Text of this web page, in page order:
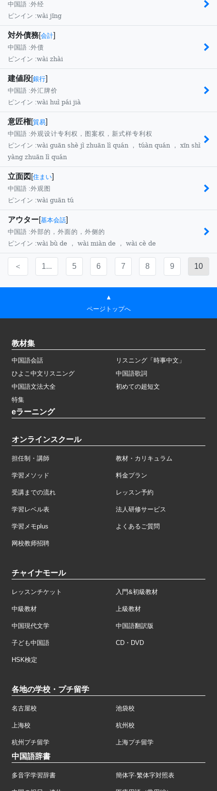
中国語 :外经
ピンイン :wài jīng
対外債務[会計]
中国語 :外债
ピンイン :wài zhài
建値段[銀行]
中国語 :外汇牌价
ピンイン :wài huì pái jià
意匠権[貿易]
中国語 :外观设计专利权，图案权，新式样专利权
ピンイン :wài guān shè jì zhuān lì quán ， túàn quán ， xīn shì
yàng zhuān lì quán
立面図 [住まい]
中国語 :外观图
ピンイン :wài guān tú
アウター[基本会話]
中国語 :外部的，外面的，外侧的
ピンイン :wài bù de ， wài miàn de ， wài cè de
＜ 1... 5 6 7 8 9 10
▲
ページトップへ
教材集
中国語会話
リスニング「時事中文」
ひよこ中文リスニング
中国語歌詞
中国語文法大全
初めての超短文
特集
eラーニング
オンラインスクール
担任制・講師 教材・カリキュラム
学習メソッド 料金プラン
受講までの流れ レッスン予約
学習レベル表 法人研修サービス
学習メモplus よくあるご質問
网校教师招聘
チャイナモール
レッスンチケット 入門&初級教材
中級教材 上級教材
中国現代文学 中国語翻訳版
子ども中国語 CD・DVD
HSK検定
各地の学校・プチ留学
名古屋校 池袋校
上海校 杭州校
杭州プチ留学 上海プチ留学
中国語辞書
多音字学習辞書 簡体字·繁体字対照表